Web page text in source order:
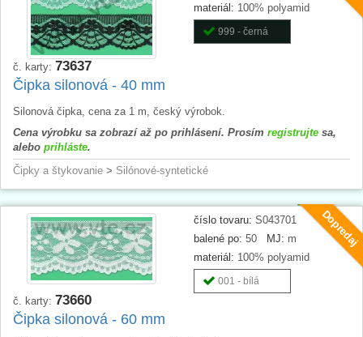
materiál: 100% polyamid
999 - černá
č. karty: 73637
Čipka silonová - 40 mm
Silonová čipka, cena za 1 m, český výrobok.
Cena výrobku sa zobrazí až po prihlásení. Prosím registrujte sa,
alebo prihláste.
Čipky a štykovanie > Silónové-syntetické
Dopredaj
číslo tovaru: S043701
balené po: 50 MJ: m
materiál: 100% polyamid
001 - bílá
č. karty: 73660
Čipka silonová - 60 mm